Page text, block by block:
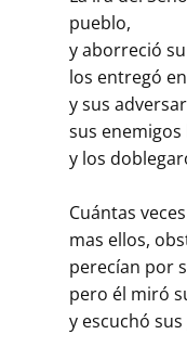
pueblo,
y aborreció
los entregó
y sus
sus
y los
Cuántas
mas ellos,
perecían por
pero él miró
y escuchó